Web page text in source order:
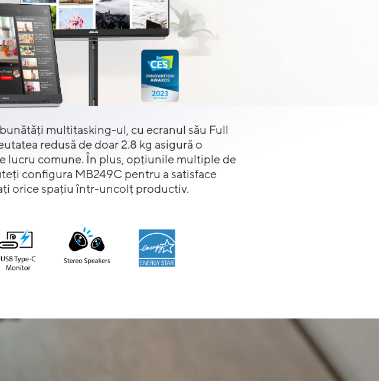
multitasking-ul, cu ecranul său Full
redusă de doar 2.8 kg asigură o
lucru comune. În plus, opțiunile multiple de
configura MB249C pentru a satisface
orice spațiu într-uncolț productiv.